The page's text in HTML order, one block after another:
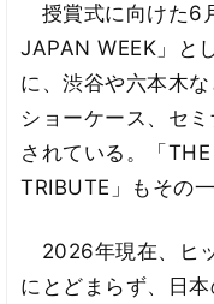
授賞式に向けた6
JAPAN WEEK」と
に、渋谷や六本木
ショーケース、セ
されている。「
TRIBUTE」もその
2026年現在、ヒ
にとどまらず、日